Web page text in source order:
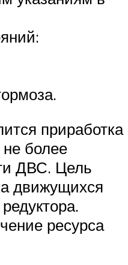
приработка
не более
ДВС. Цель
движущихся
ресурса